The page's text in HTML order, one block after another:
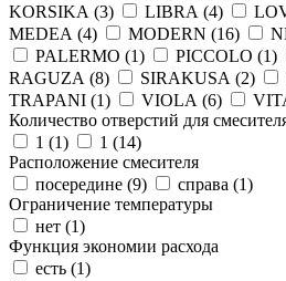
KORSIKA (3) LIBRA (4)
MEDEA (4) MODERN (16)
PALERMO (1) PICCOLO (1)
RAGUZA (8) SIRAKUSA (2)
TRAPANI (1) VIOLA (6)
Количество отверстий для
1 (1) 1 (14)
Расположение смесителя
посередине (9) справа (1)
Ограничение температуры
нет (1)
Функция экономии расхода
есть (1)